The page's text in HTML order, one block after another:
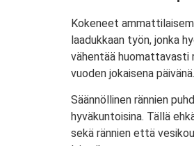
Kokeneet
laadukkaan työn, jonka
vähentää huomattavasti
vuoden jokaisena päivänä.
Säännöllinen rännien
hyväkuntoisina. Tällä
sekä rännien että